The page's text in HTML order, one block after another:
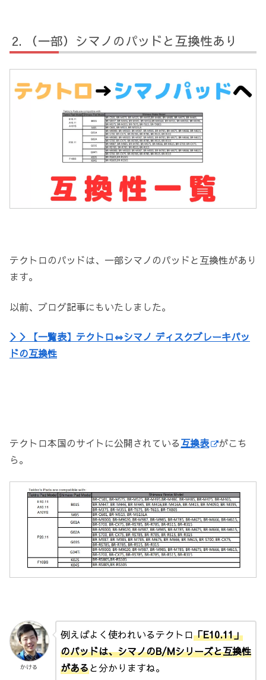
（一部）シマノのパッドと互換性あり
テクトロのパッドは、一部シマノのパッドと互換性があり
ます。
以前、ブログ記事にもいたしました。
＞＞【一覧表】テクトロ⇔シマノ ディスクブレーキパッ
ドの互換性
テクトロ本国のサイトに公開されている互換表
がこち
ら。
かける
例えばよく使われいるテクトロ「E10.11」
のパッドは、シマノのB/Mシリーズと互換性
があると分かりますね。